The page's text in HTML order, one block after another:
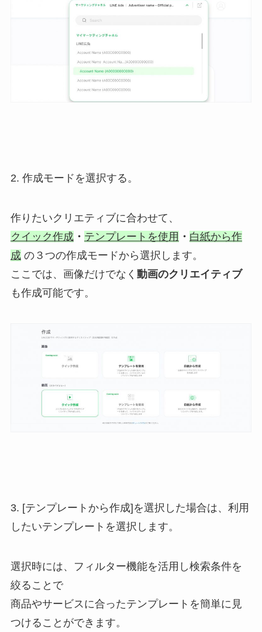
2. 作成モードを選択する。
作りたいクリエティブに合わせて、
クイック作成・ テンプレートを使用 ・ 白紙から作
成の３つの作成モードから選択します。
ここでは、画像だけでなく 動画のクリエイティブ
も作成可能です。
3. [テンプレートから作成]を選択した場合は、利用
したいテンプレートを選択します。
選択時には、フィルター機能を活用し検索条件を
絞ることで
商品やサービスに合ったテンプレートを簡単に見
つけることができます。